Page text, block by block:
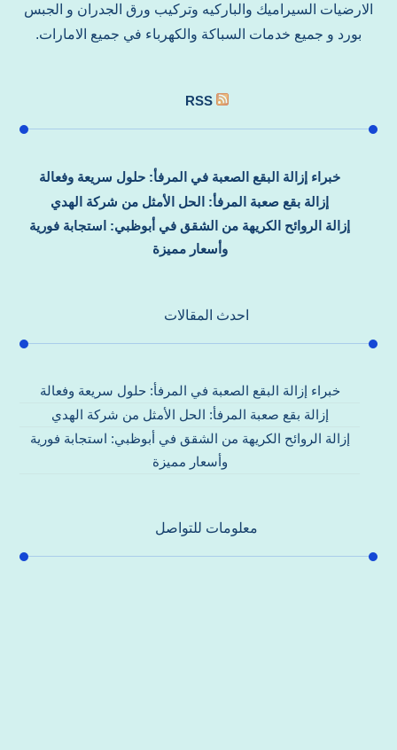
الارضيات السيراميك والباركيه وتركيب ورق الجدران و الجبس
بورد و جميع خدمات السباكة والكهرباء في جميع الامارات.
RSS
خبراء إزالة البقع الصعبة في المرفأ: حلول سريعة وفعالة
إزالة بقع صعبة المرفأ: الحل الأمثل من شركة الهدي
إزالة الروائح الكريهة من الشقق في أبوظبي: استجابة فورية
وأسعار مميزة
احدث المقالات
خبراء إزالة البقع الصعبة في المرفأ: حلول سريعة وفعالة
إزالة بقع صعبة المرفأ: الحل الأمثل من شركة الهدي
إزالة الروائح الكريهة من الشقق في أبوظبي: استجابة فورية
وأسعار مميزة
معلومات للتواصل